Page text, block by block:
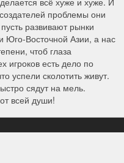
проблемы они
развивают рынки
Юго-Восточной Азии, а нас
чтоб глаза
игроков есть дело по
успели сколотить живут.
сядут на мель.
всей души!